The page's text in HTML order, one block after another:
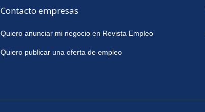
Contacto empresas
Quiero anunciar mi negocio en Revista Empleo
Quiero publicar una oferta de empleo